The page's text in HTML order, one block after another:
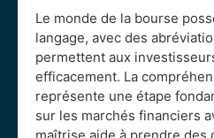
Le monde de la bourse
langage, avec des
permettent aux
efficacement. La
représente une étape
sur les marchés financiers